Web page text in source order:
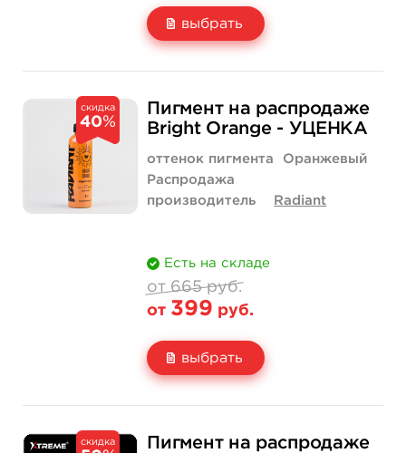
выбрать
Количество
600 руб.
300 руб.
купить
скидка
40%
Пигмент на распродаже
Bright Orange - УЦЕНКА
оттенок пигмента
Оранжевый
Распродажа
производитель
Radiant
Есть на складе
от 665 руб.
от 399 руб.
выбрать
665 руб.
скидка
Пигмент на распродаже